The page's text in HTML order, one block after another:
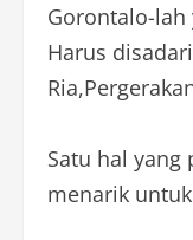
Gorontalo-lah
Harus
Satu hal
menarik